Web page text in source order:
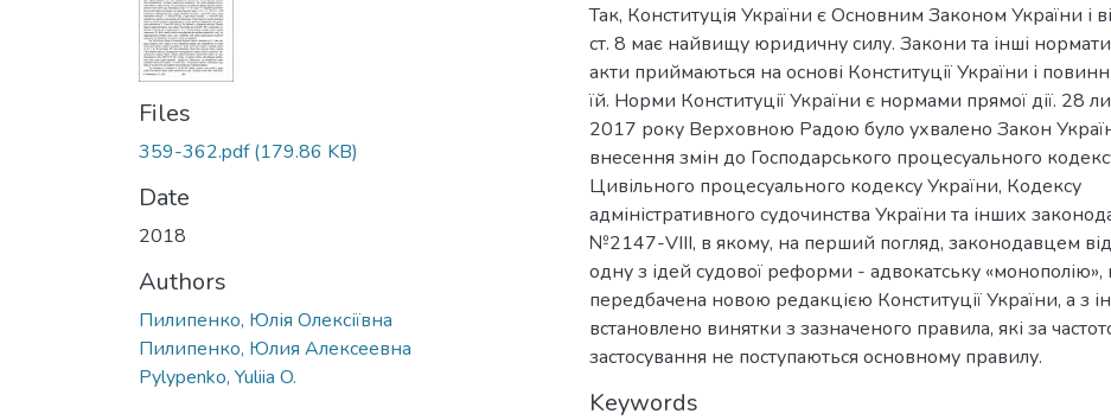
Files
359-362.pdf(179.86 KB)
Date
2018
Authors
Пилипенко, Юлія Олексіївна
Пилипенко, Юлия Алексеевна
Pylypenko, Yuliia O.
Так, Конституція України є Основним Законом України і
ст. 8 має найвищу юридичну силу. Закони та інші
акти приймаються на основі Конституції України і
їй. Норми Конституції України є нормами прямої дії. 28
2017 року Верховною Радою було ухвалено Закон
внесення змін до Господарського процесуального
Цивільного процесуального кодексу України, Кодексу
адміністративного судочинства України та інших
№2147-VІІІ, в якому, на перший погляд, законодавцем
одну з ідей судової реформи - адвокатську
передбачена новою редакцією Конституції України, а з
встановлено винятки з зазначеного правила, які за
застосування не поступаються основному правилу.
Keywords